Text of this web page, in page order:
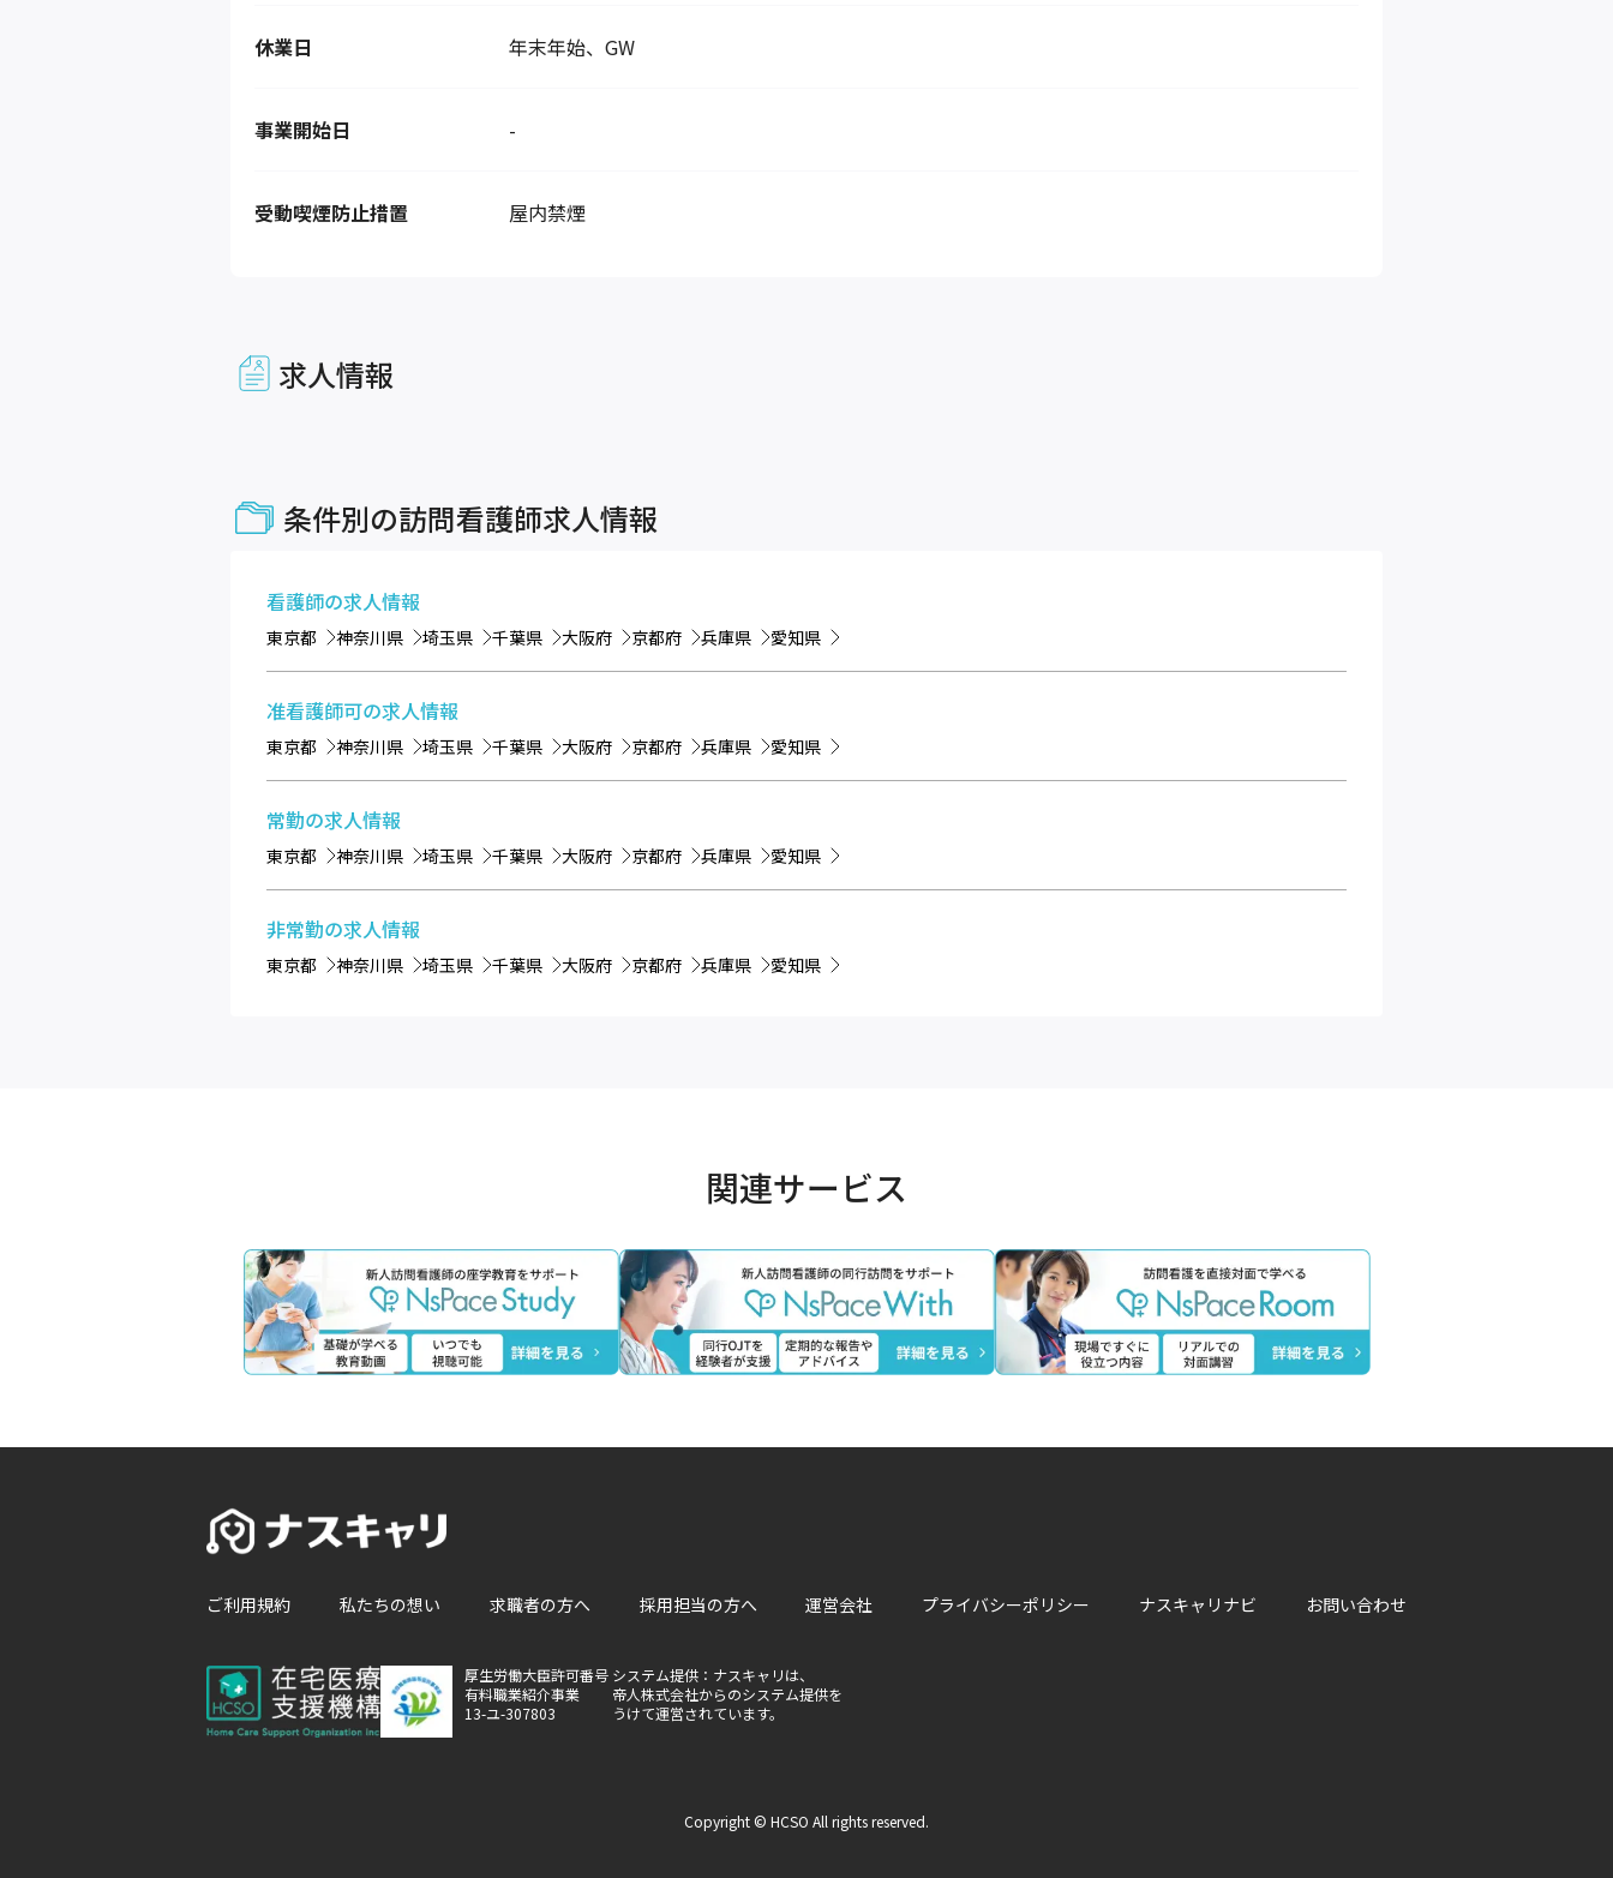
休業日 年末年始、GW
事業開始日 -
受動喫煙防止措置 屋内禁煙
求人情報
条件別の訪問看護師求人情報
看護師の求人情報
東京都 神奈川県 埼玉県 千葉県 大阪府 京都府 兵庫県 愛知県
准看護師可の求人情報
東京都 神奈川県 埼玉県 千葉県 大阪府 京都府 兵庫県 愛知県
常勤の求人情報
東京都 神奈川県 埼玉県 千葉県 大阪府 京都府 兵庫県 愛知県
非常勤の求人情報
東京都 神奈川県 埼玉県 千葉県 大阪府 京都府 兵庫県 愛知県
関連サービス
ご利用規約 私たちの想い 求職者の方へ 採用担当の方へ 運営会社 プライバシーポリシー ナスキャリナビ お問い合わせ
厚生労働大臣許可番号
有料職業紹介事業
13-ユ-307803
システム提供：ナスキャリは、
帝人株式会社からのシステム提供を
うけて運営されています。
Copyright © HCSO All rights reserved.